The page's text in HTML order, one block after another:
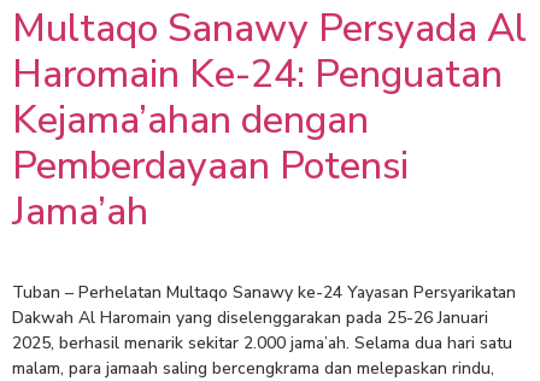
Multaqo Sanawy Persyada Al
Haromain Ke-24: Penguatan
Kejama’ahan dengan
Pemberdayaan Potensi
Jama’ah
Tuban – Perhelatan Multaqo Sanawy ke-24 Yayasan Persyarikatan
Dakwah Al Haromain yang diselenggarakan pada 25-26 Januari
2025, berhasil menarik sekitar 2.000 jama’ah. Selama dua hari satu
malam, para jamaah saling bercengkrama dan melepaskan rindu,